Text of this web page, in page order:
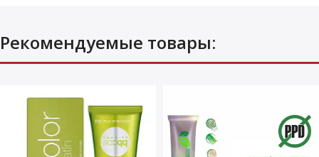
Рекомендуемые товары: